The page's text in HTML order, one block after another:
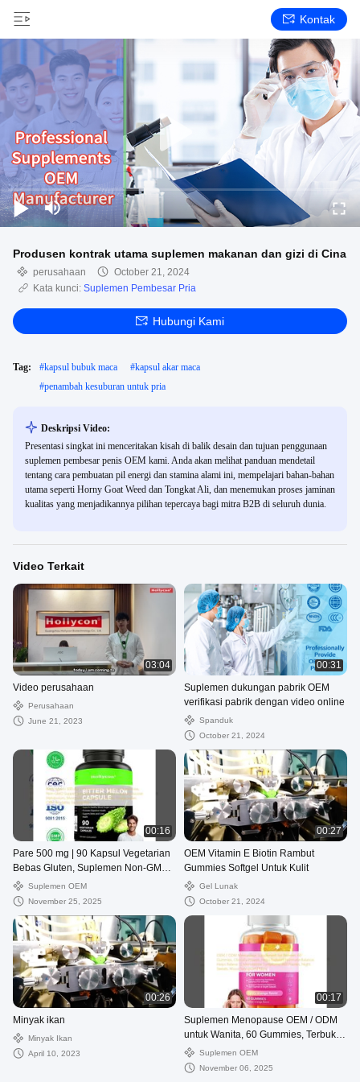
Kontak
Produsen kontrak utama suplemen makanan dan gizi di Cina
perusahaan
October 21, 2024
Kata kunci: Suplemen Pembesar Pria
Hubungi Kami
Tag: #kapsul bubuk maca #kapsul akar maca
#penambah kesuburan untuk pria
Deskripsi Video:
Presentasi singkat ini menceritakan kisah di balik desain dan tujuan penggunaan
suplemen pembesar penis OEM kami. Anda akan melihat panduan mendetail
tentang cara pembuatan pil energi dan stamina alami ini, mempelajari bahan-bahan
utama seperti Horny Goat Weed dan Tongkat Ali, dan menemukan proses jaminan
kualitas yang menjadikannya pilihan tepercaya bagi mitra B2B di seluruh dunia.
Video Terkait
03:04
Video perusahaan
Perusahaan
June 21, 2023
00:31
Suplemen dukungan pabrik OEM
verifikasi pabrik dengan video online
Spanduk
October 21, 2024
00:16
Pare 500 mg | 90 Kapsul Vegetarian
Bebas Gluten, Suplemen Non-GMO
Ekstrak Pare, Metabolisme Glukosa
Alami, Label Pribadi Kapsul
OEM, Harga Pabrik
Suplemen OEM
November 25, 2025
00:27
OEM Vitamin E Biotin Rambut
Gummies Softgel Untuk Kulit
Gel Lunak
October 21, 2024
00:26
Minyak ikan
Minyak Ikan
April 10, 2023
00:17
Suplemen Menopause OEM / ODM
untuk Wanita, 60 Gummies, Terbukti
Secara Klinis, Membantu
Mendukung Keseimbangan Hormon,
Suplemen OEM
November 06, 2025